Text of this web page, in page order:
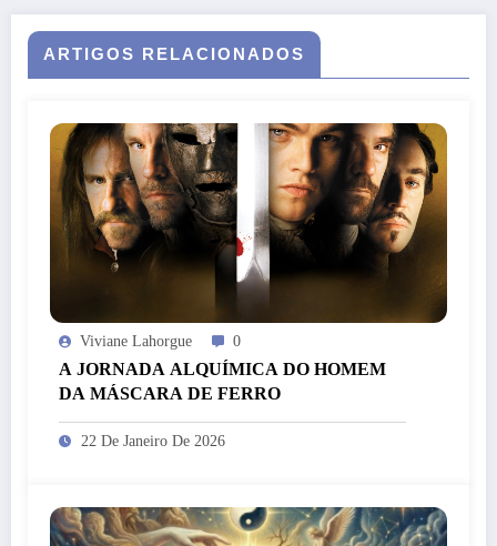
ARTIGOS RELACIONADOS
Viviane Lahorgue 0
A JORNADA ALQUÍMICA DO HOMEM
DA MÁSCARA DE FERRO
22 De Janeiro De 2026